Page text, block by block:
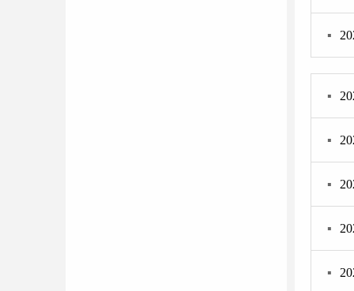
▪
▪
▪
▪
▪
▪